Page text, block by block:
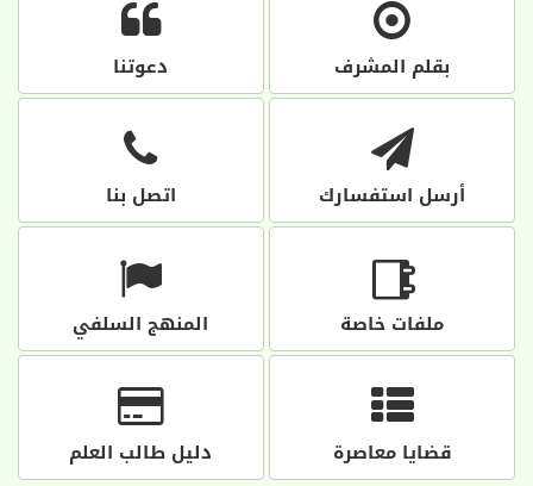
بقلم المشرف دعوتنا
أرسل استفسارك اتصل بنا
ملفات خاصة المنهج السلفي
قضايا معاصرة دليل طالب العلم